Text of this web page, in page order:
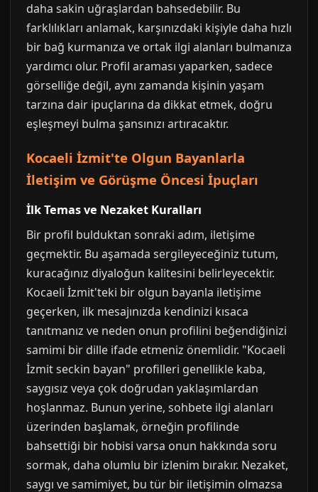
daha sakin uğraşlardan bahsedebilir. Bu
farklılıkları anlamak, karşınızdaki kişiyle daha hızlı
bir bağ kurmanıza ve ortak ilgi alanları bulmanıza
yardımcı olur. Profil araması yaparken, sadece
görselliğe değil, aynı zamanda kişinin yaşam
tarzına dair ipuçlarına da dikkat etmek, doğru
eşleşmeyi bulma şansınızı artıracaktır.
Kocaeli İzmit'te Olgun Bayanlarla
İletişim ve Görüşme Öncesi İpuçları
İlk Temas ve Nezaket Kuralları
Bir profil bulduktan sonraki adım, iletişime
geçmektir. Bu aşamada sergileyeceğiniz tutum,
kuracağınız diyaloğun kalitesini belirleyecektir.
Kocaeli İzmit'teki bir olgun bayanla iletişime
geçerken, ilk mesajınızda kendinizi kısaca
tanıtmanız ve neden onun profilini beğendiğinizi
samimi bir dille ifade etmeniz önemlidir. "Kocaeli
İzmit seckin bayan" profilleri genellikle kaba,
saygısız veya çok doğrudan yaklaşımlardan
hoşlanmaz. Bunun yerine, sohbete ilgi alanları
üzerinden başlamak, örneğin profilinde
bahsettiği bir hobisi varsa onun hakkında soru
sormak, daha olumlu bir izlenim bırakır. Nezaket,
saygı ve samimiyet, bu tür bir iletişimin olmazsa